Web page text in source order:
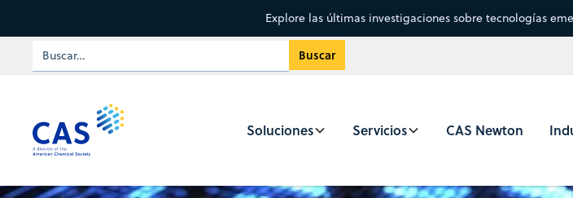
Explore las últimas investigaciones sobre tecnologías
Soluciones Servicios CAS Newton